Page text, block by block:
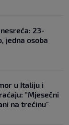
23-
jedna osoba
u Italiju i
"Mjesečni
na trećinu"